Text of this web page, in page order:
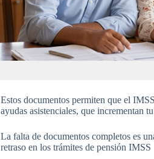
Estos documentos permiten que el
ayudas asistenciales, que incrementan
La falta de documentos completos es
retraso en los trámites de pensión IMSS